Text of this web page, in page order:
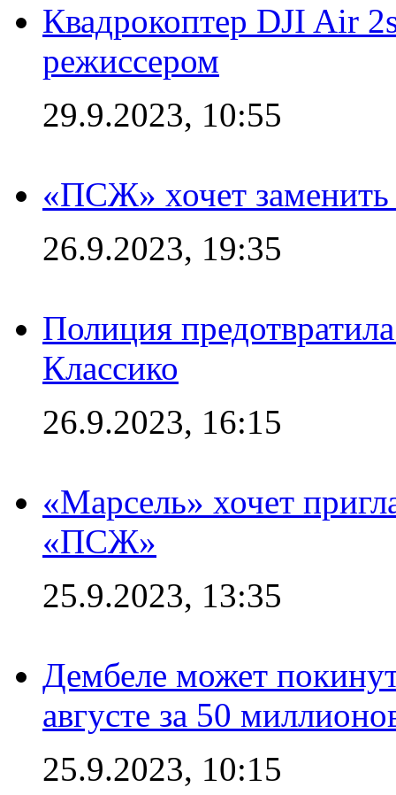
Квадрокоптер DJI Air
режиссером
29.9.2023, 10:55
«ПСЖ» хочет
26.9.2023, 19:35
Полиция
Классико
26.9.2023, 16:15
«Марсель» хочет
«ПСЖ»
25.9.2023, 13:35
Дембеле может
августе за 50
25.9.2023, 10:15